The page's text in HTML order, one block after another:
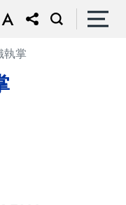
執掌